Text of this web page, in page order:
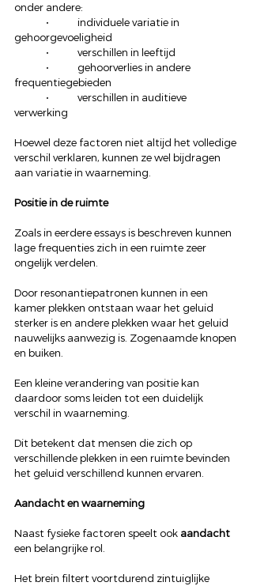
onder andere:
gehoorgevoeligheid
	•	verschillen in leeftijd
frequentiegebieden
verwerking
Hoewel deze factoren niet altijd het volledige
verschil verklaren, kunnen ze wel bijdragen
aan variatie in waarneming.
Positie in de ruimte
Zoals in eerdere essays is beschreven kunnen
lage frequenties zich in een ruimte zeer
ongelijk verdelen.
Door resonantiepatronen kunnen in een
kamer plekken ontstaan waar het geluid
sterker is en andere plekken waar het geluid
nauwelijks aanwezig is. Zogenaamde knopen
en buiken.
Een kleine verandering van positie kan
daardoor soms leiden tot een duidelijk
verschil in waarneming.
Dit betekent dat mensen die zich op
verschillende plekken in een ruimte bevinden
het geluid verschillend kunnen ervaren.
Aandacht en waarneming
Naast fysieke factoren speelt ook aandacht
een belangrijke rol.
Het brein filtert voortdurend zintuiglijke